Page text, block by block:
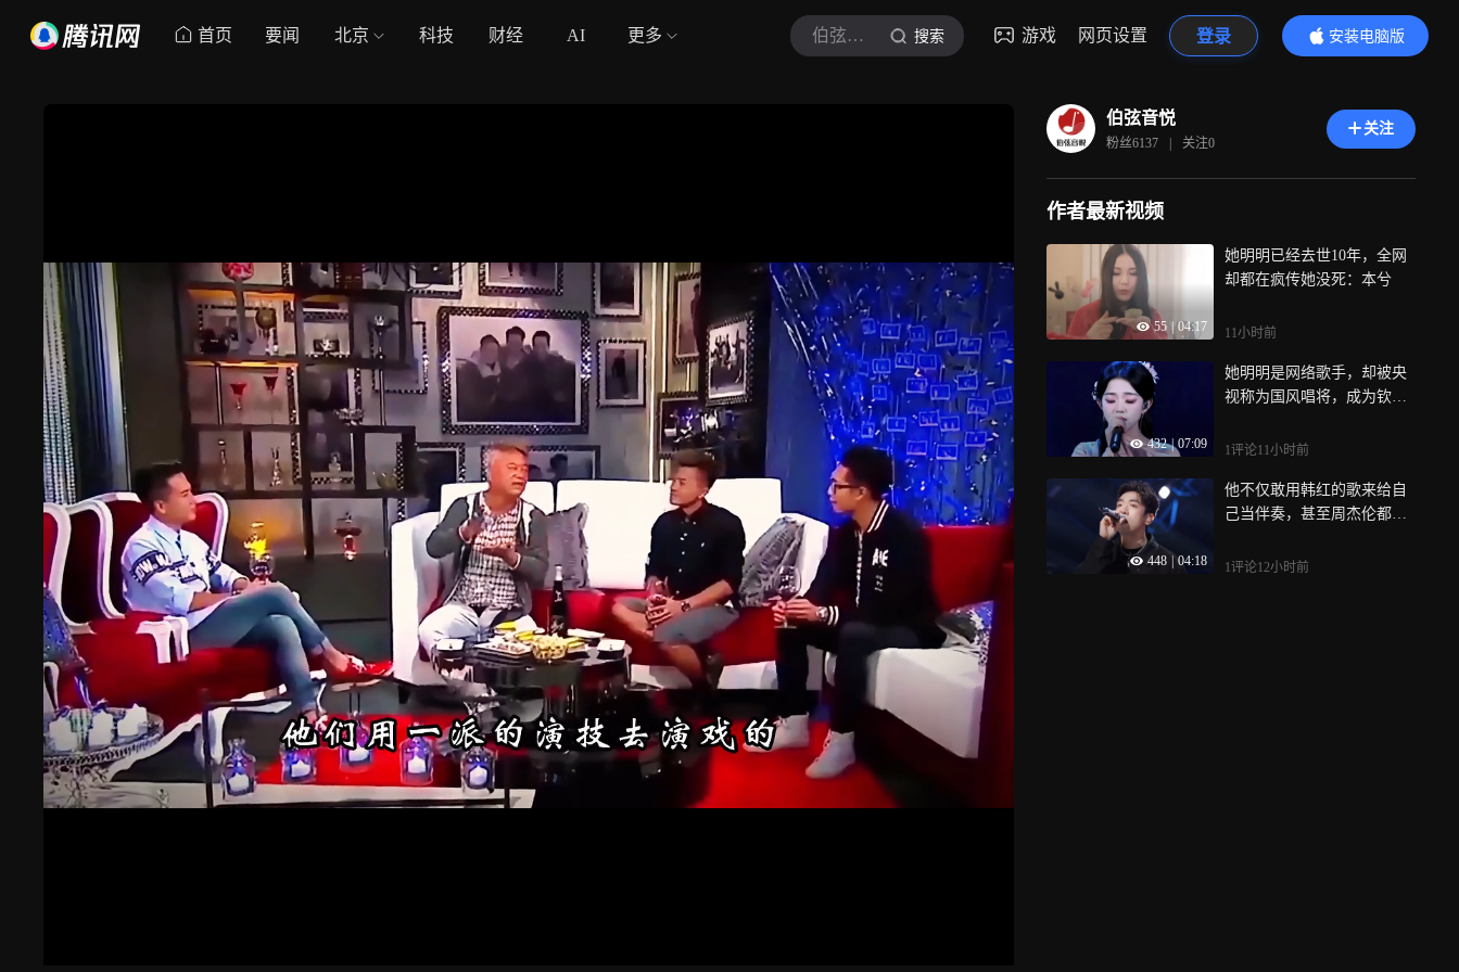
首页 要闻 北京 科技 财经 AI 更多 伯弦音悦 搜索 游戏 网页设置 登录
安装电脑版
内容更精彩
伯弦音悦
粉丝6137 | 关注0
关注
作者最新视频
55 04:17
她明明已经去世10年，全网
却都在疯传她没死：本兮
11小时前
432 | 07:09
她明明是网络歌手，却被央
视称为国风唱将，成为钦点
1评论11小时前
448 04:18
他不仅敢用韩红的歌来给自
己当伴奏，甚至周杰伦都对
1评论12小时前